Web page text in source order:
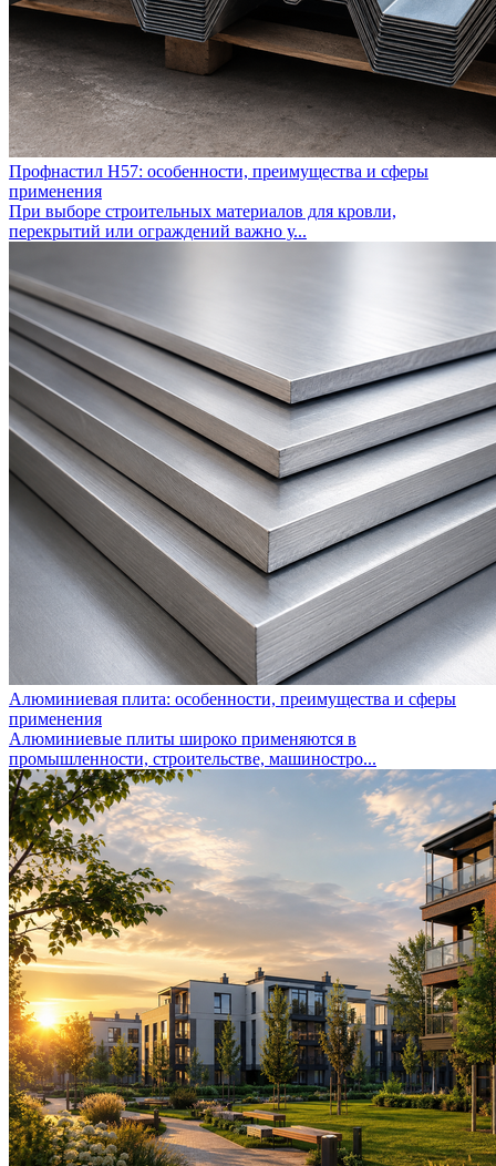
Профнастил Н57: особенности, преимущества и сферы
применения
При выборе строительных материалов для кровли,
перекрытий или ограждений важно у...
Алюминиевая плита: особенности, преимущества и сферы
применения
Алюминиевые плиты широко применяются в
промышленности, строительстве, машиностро...